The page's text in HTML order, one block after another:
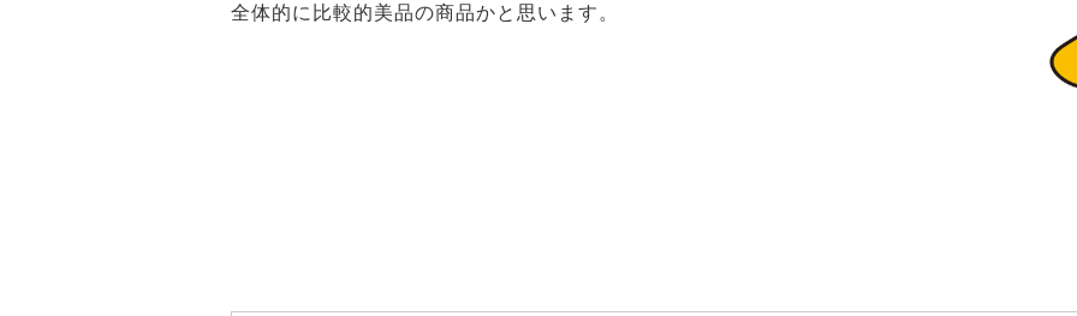
全体的に比較的美品の商品かと思います。